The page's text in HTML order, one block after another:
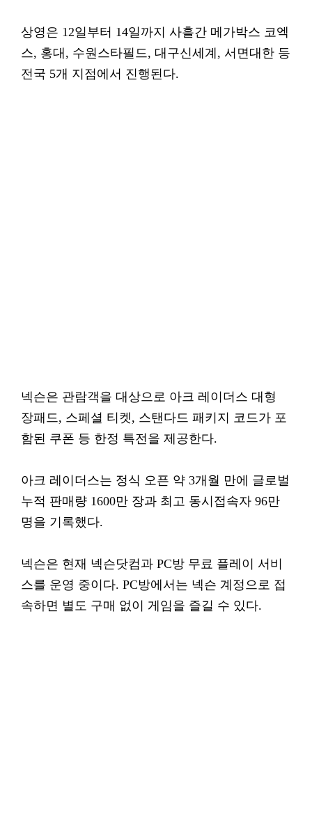
상영은 12일부터 14일까지 사흘간 메가박스 코엑
스, 홍대, 수원스타필드, 대구신세계, 서면대한 등
전국 5개 지점에서 진행된다.
넥슨은 관람객을 대상으로 아크 레이더스 대형
장패드, 스페셜 티켓, 스탠다드 패키지 코드가 포
함된 쿠폰 등 한정 특전을 제공한다.
아크 레이더스는 정식 오픈 약 3개월 만에 글로벌
누적 판매량 1600만 장과 최고 동시접속자 96만
명을 기록했다.
넥슨은 현재 넥슨닷컴과 PC방 무료 플레이 서비
스를 운영 중이다. PC방에서는 넥슨 계정으로 접
속하면 별도 구매 없이 게임을 즐길 수 있다.